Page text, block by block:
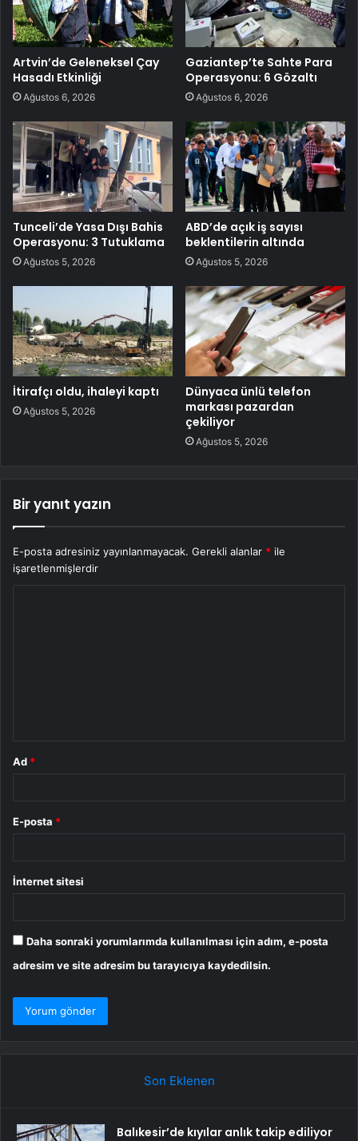
Artvin’de Geleneksel Çay
Hasadı Etkinliği
Ağustos 6, 2026
Gaziantep’te Sahte Para
Operasyonu: 6 Gözaltı
Ağustos 6, 2026
Tunceli’de Yasa Dışı Bahis
Operasyonu: 3 Tutuklama
Ağustos 5, 2026
ABD’de açık iş sayısı
beklentilerin altında
Ağustos 5, 2026
İtirafçı oldu, ihaleyi kaptı
Ağustos 5, 2026
Dünyaca ünlü telefon
markası pazardan
çekiliyor
Ağustos 5, 2026
Bir yanıt yazın
E-posta adresiniz yayınlanmayacak. Gerekli alanlar * ile
işaretlenmişlerdir
Ad *
E-posta *
İnternet sitesi
Daha sonraki yorumlarımda kullanılması için adım, e-posta
adresim ve site adresim bu tarayıcıya kaydedilsin.
Son Eklenen
Balıkesir’de kıyılar anlık takip ediliyor